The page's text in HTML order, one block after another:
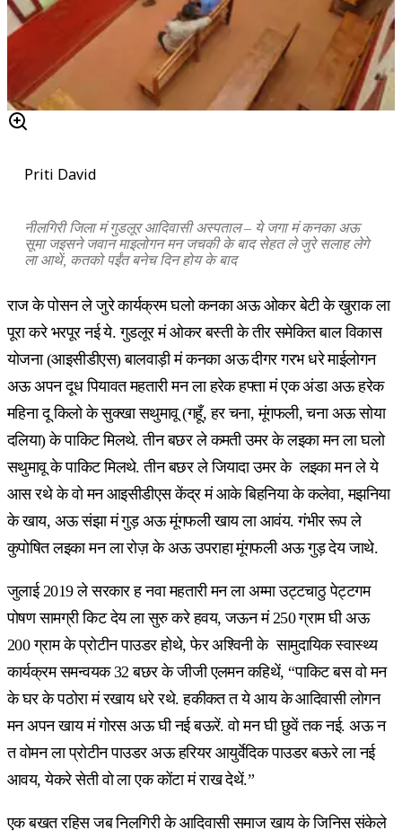
Priti David
नीलगिरी जिला मं गुडलूर आदिवासी अस्पताल – ये जगा मं कनका अऊ
सूमा जइसने जवान माइलोगन मन जचकी के बाद सेहत ले जुरे सलाह लेगे
ला आथें, कतको पईंत बनेच दिन होय के बाद
राज के पोसन ले जुरे कार्यक्रम घलो कनका अऊ ओकर बेटी के खुराक ला
पूरा करे भरपूर नई ये. गुडलूर मं ओकर बस्ती के तीर समेकित बाल विकास
योजना (आइसीडीएस) बालवाड़ी मं कनका अऊ दीगर गरभ धरे माईलोगन
अऊ अपन दूध पियावत महतारी मन ला हरेक हफ्ता मं एक अंडा अऊ हरेक
महिना दू किलो के सुक्खा सथुमावू (गहूँ, हर चना, मूंगफली, चना अऊ सोया
दलिया) के पाकिट मिलथे. तीन बछर ले कमती उमर के लइका मन ला घलो
सथुमावू के पाकिट मिलथे. तीन बछर ले जियादा उमर के लइका मन ले ये
आस रथे के वो मन आइसीडीएस केंद्र मं आके बिहनिया के कलेवा, मझनिया
के खाय, अऊ संझा मं गुड़ अऊ मूंगफली खाय ला आवंय. गंभीर रूप ले
कुपोषित लइका मन ला रोज़ के अऊ उपराहा मूंगफली अऊ गुड़ देय जाथे.
जुलाई 2019 ले सरकार ह नवा महतारी मन ला अम्मा उट्टचाठु पेट्टगम
पोषण सामग्री किट देय ला सुरु करे हवय, जऊन मं 250 ग्राम घी अऊ
200 ग्राम के प्रोटीन पाउडर होथे, फेर अश्विनी के सामुदायिक स्वास्थ्य
कार्यक्रम समन्वयक 32 बछर के जीजी एलमन कहिथें, “पाकिट बस वो मन
के घर के पठोरा मं रखाय धरे रथे. हकीकत त ये आय के आदिवासी लोगन
मन अपन खाय मं गोरस अऊ घी नई बऊरें. वो मन घी छुवें तक नई. अऊ न
त वोमन ला प्रोटीन पाउडर अऊ हरियर आयुर्वेदिक पाउडर बऊरे ला नई
आवय, येकरे सेती वो ला एक कोंटा मं राख देथें.”
एक बखत रहिस जब निलगिरी के आदिवासी समाज खाय के जिनिस संकेले